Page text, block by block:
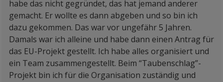
habe das nicht gegründet, das hat jemand anderer
gemacht. Er wollte es dann abgeben und so bin ich
dazu gekommen. Das war vor ungefähr 5 Jahren.
Damals war ich alleine und habe dann einen Antrag für
das EU-Projekt gestellt. Ich habe alles organisiert und
ein Team zusammengestellt. Beim “Taubenschlag”-
Projekt bin ich für die Organisation zuständig und